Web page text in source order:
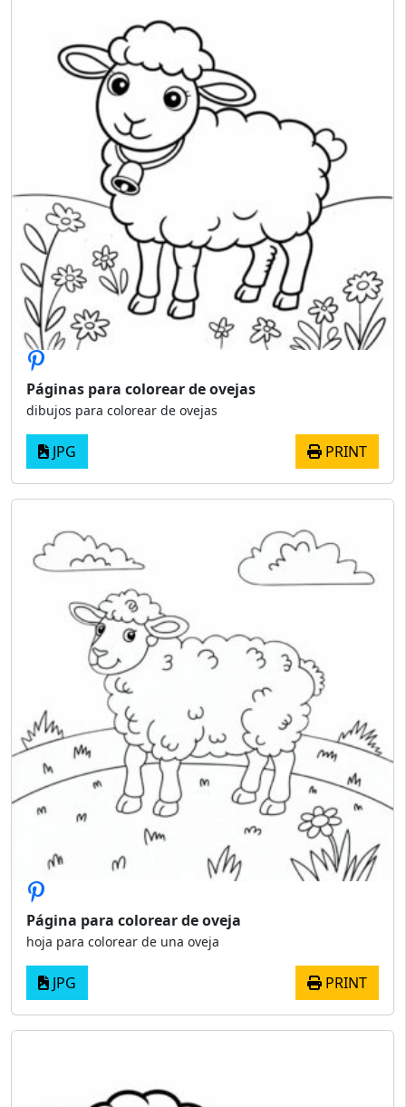
Páginas para colorear de ovejas
dibujos para colorear de ovejas
JPG PRINT
Página para colorear de oveja
hoja para colorear de una oveja
JPG PRINT